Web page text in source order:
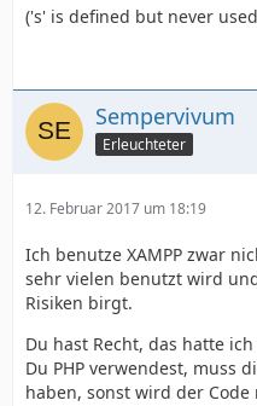
('s' is defined but never
Sempervivum
Erleuchteter
12. Februar 2017 um 18:19
Ich benutze XAMPP zwar
sehr vielen benutzt wird
Risiken birgt.
Du hast Recht, das hatte
Du PHP verwendest, muss
haben, sonst wird der